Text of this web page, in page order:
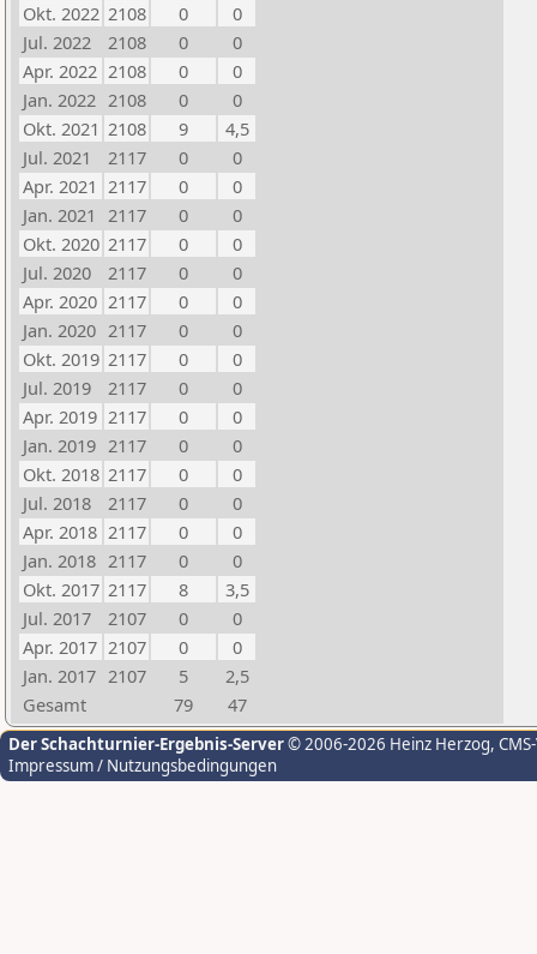
Okt. 2022 2108 0
0
Jul. 2022
2108 0
0
Apr. 2022 2108 0
0
Jan. 2022 2108 0
0
Okt. 2021 2108 9
4,5
Jul. 2021
2117 0
0
Apr. 2021 2117 0
0
Jan. 2021 2117 0
0
Okt. 2020 2117 0
0
Jul. 2020
2117 0
0
Apr. 2020 2117 0
0
Jan. 2020 2117 0
0
Okt. 2019 2117 0
0
Jul. 2019
2117 0
0
Apr. 2019 2117 0
0
Jan. 2019 2117 0
0
Okt. 2018 2117 0
0
Jul. 2018
2117 0
0
Apr. 2018 2117 0
0
Jan. 2018 2117 0
0
Okt. 2017 2117 8
3,5
Jul. 2017
2107 0
0
Apr. 2017 2107 0
0
Jan. 2017 2107 5
2,5
Gesamt
79 47
Der Schachturnier-Ergebnis-Server© 2006-2026 Heinz Herzog,
Impressum / Nutzungsbedingungen